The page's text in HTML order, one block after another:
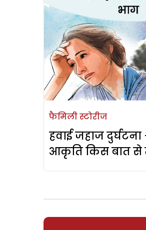
फैमिली स्टोरीज
हवाई जहाज दुर्घटना
आकृति किस बात से